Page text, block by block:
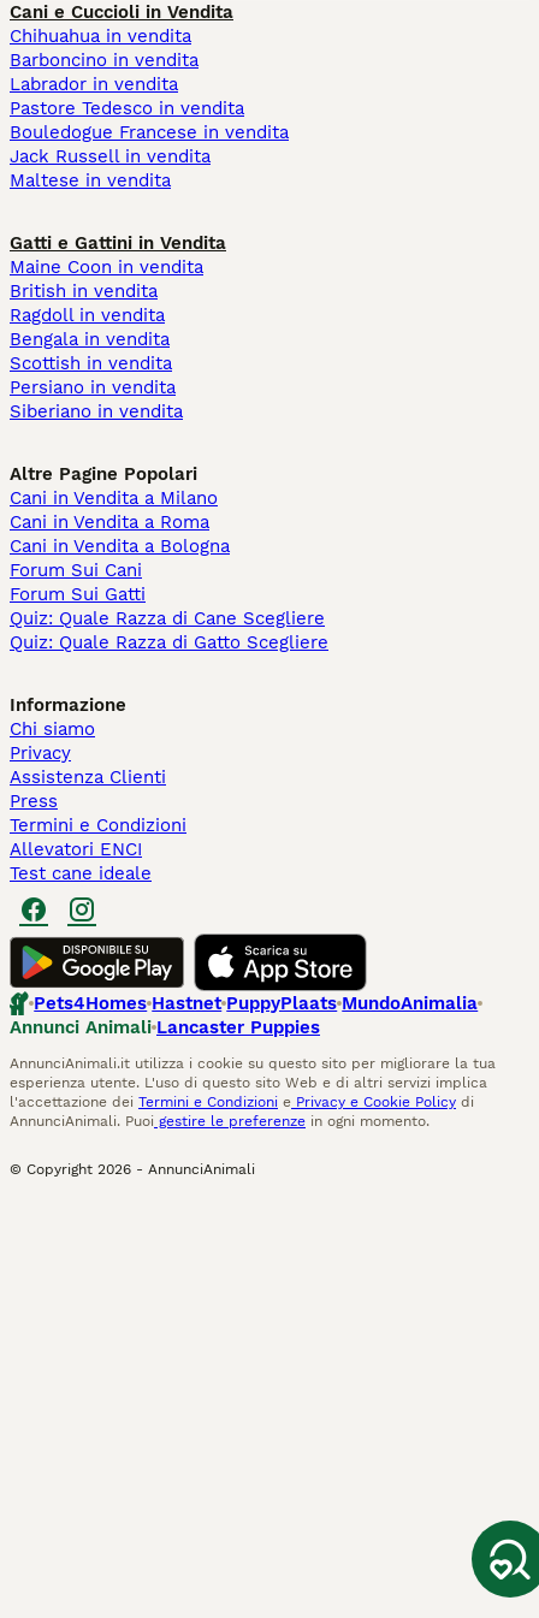
Cani e Cuccioli in Vendita
Chihuahua in vendita
Barboncino in vendita
Labrador in vendita
Pastore Tedesco in vendita
Bouledogue Francese in vendita
Jack Russell in vendita
Maltese in vendita
Gatti e Gattini in Vendita
Maine Coon in vendita
British in vendita
Ragdoll in vendita
Bengala in vendita
Scottish in vendita
Persiano in vendita
Siberiano in vendita
Altre Pagine Popolari
Cani in Vendita a Milano
Cani in Vendita a Roma
Cani in Vendita a Bologna
Forum Sui Cani
Forum Sui Gatti
Quiz: Quale Razza di Cane Scegliere
Quiz: Quale Razza di Gatto Scegliere
Informazione
Chi siamo
Privacy
Assistenza Clienti
Press
Termini e Condizioni
Allevatori ENCI
Test cane ideale
Pets4Homes Hastnet PuppyPlaats MundoAnimalia
Annunci Animali Lancaster Puppies
AnnunciAnimali.it utilizza i cookie su questo sito per migliorare la tua
esperienza utente. L'uso di questo sito Web e di altri servizi implica
l'accettazione dei Termini e Condizioni e Privacy e Cookie Policy di
AnnunciAnimali. Puoi gestire le preferenze in ogni momento.
© Copyright 2026 - AnnunciAnimali